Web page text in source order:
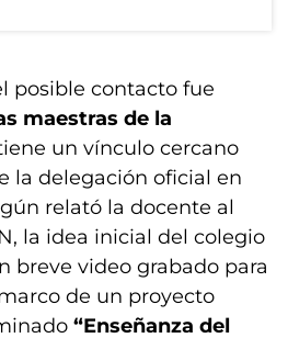
posible contacto fue
maestras de la
un vínculo cercano
la delegación oficial en
relató la docente al
la idea inicial del colegio
breve video grabado para
de un proyecto
“Enseñanza del